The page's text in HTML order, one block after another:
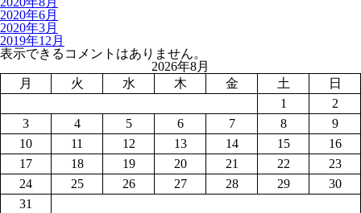
2020年6月
2020年3月
2019年12月
表示できるコメントはありません。
2026年8月
月
火 水 木 金 土
日
1
2
3
4 5 6 7 8
9
10
11 12 13 14 15
16
17
18 19 20 21 22
23
24
25 26 27 28 29
30
31